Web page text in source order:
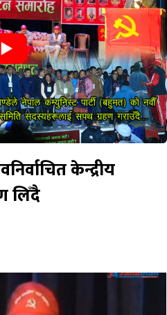
केन्द्रीय
लिँदै